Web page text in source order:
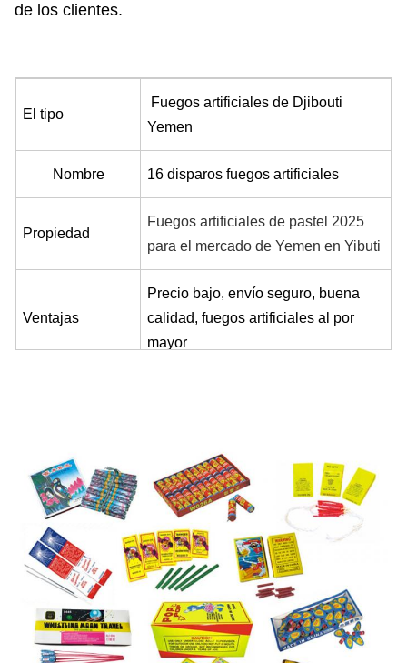
de los clientes.
El tipo
Fuegos artificiales de Djibouti
Yemen
Nombre 16 disparos fuegos artificiales
Propiedad
Fuegos artificiales de pastel 2025
para el mercado de Yemen en Yibuti
Ventajas
Precio bajo, envío seguro, buena
calidad, fuegos artificiales al por
mayor
Descuento del
precio
Dependiendo de su requisito y QTY
Oportunidad
celebración, festival, boda,
cumpleaños,
Eventos, fiestas
Nombre fuegos artificiales al por mayor